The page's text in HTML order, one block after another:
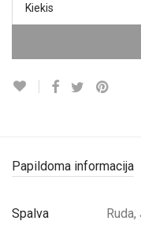
Kiekis
Papildoma informacija
Spalva